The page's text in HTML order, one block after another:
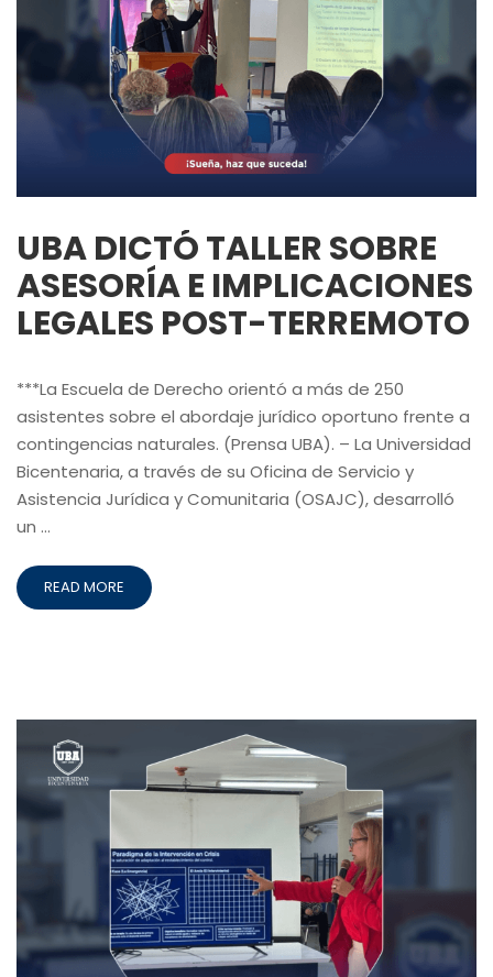
UBA DICTÓ TALLER SOBRE
ASESORÍA E IMPLICACIONES
LEGALES POST-TERREMOTO
***La Escuela de Derecho orientó a más de 250
asistentes sobre el abordaje jurídico oportuno frente a
contingencias naturales. (Prensa UBA). – La Universidad
Bicentenaria, a través de su Oficina de Servicio y
Asistencia Jurídica y Comunitaria (OSAJC), desarrolló
un …
READ MORE